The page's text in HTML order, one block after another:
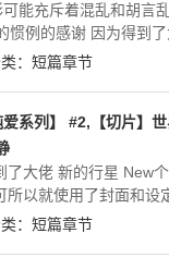
能充斥着混乱和胡言
惯例的感谢 因为得到
的许可所以就使用
： 短篇章节
爱系列】 #2,【切片】
了大佬 新的行星 New
所以就使用了封面和设
去他主页/b站看看！
： 短篇章节